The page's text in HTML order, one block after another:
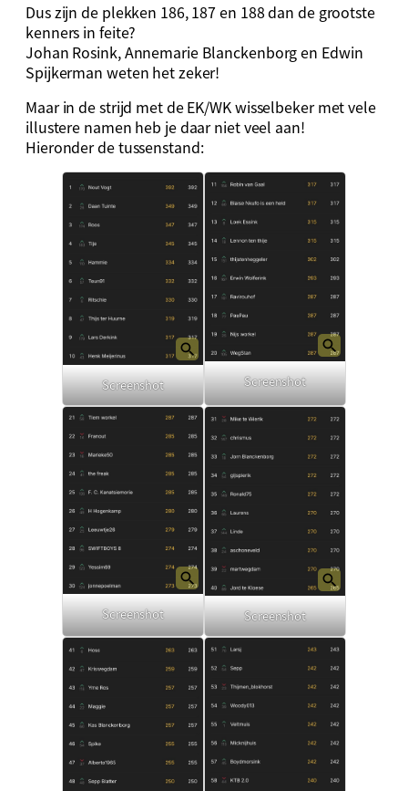
Dus zijn de plekken 186, 187 en 188 dan de grootste
kenners in feite?
Johan Rosink, Annemarie Blanckenborg en Edwin
Spijkerman weten het zeker!
Maar in de strijd met de EK/WK wisselbeker met vele
illustere namen heb je daar niet veel aan!
Hieronder de tussenstand:
Screenshot Screenshot
Screenshot Screenshot